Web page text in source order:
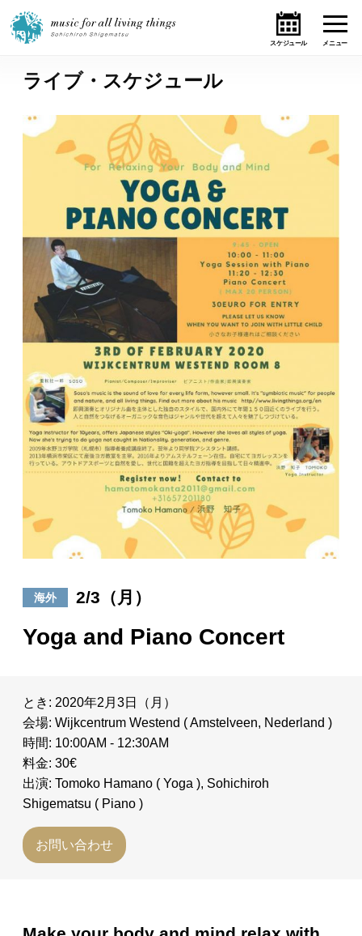
ホーム
ライブ・スケジュール
作品
オンライン・ショップ
ギャラリー
日々のレポート
Specials
プロフィール
ライブ・スケジュール
海外 2/3（月）
Yoga and Piano Concert
とき: 2020年2月3日（月）
会場: Wijkcentrum Westend ( Amstelveen, Nederland )
時間: 10:00AM - 12:30AM
料金: 30€
出演: Tomoko Hamano ( Yoga ), Sohichiroh
Shigematsu ( Piano )
お問い合わせ